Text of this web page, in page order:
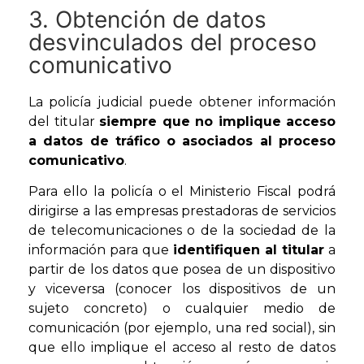
3. Obtención de datos
desvinculados del proceso
comunicativo
La policía judicial puede obtener información
del titular siempre que no implique acceso
a datos de tráfico o asociados al proceso
comunicativo.
Para ello la policía o el Ministerio Fiscal podrá
dirigirse a las empresas prestadoras de servicios
de telecomunicaciones o de la sociedad de la
información para que identifiquen al titular a
partir de los datos que posea de un dispositivo
y viceversa (conocer los dispositivos de un
sujeto concreto) o cualquier medio de
comunicación (por ejemplo, una red social), sin
que ello implique el acceso al resto de datos